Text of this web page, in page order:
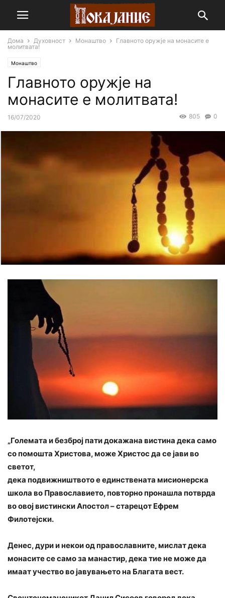
Дома Духовност Монаштво
Главното оружје на монасите е
молитвата!
Монаштво
Главното оружје на
монасите е молитвата!
16/07/2020 0
805
„Големата и безброј пати докажана вистина дека само
со помошта Христова, може Христос да се јави во
светот,
дека подвижништвото е единствената мисионерска
школа во Православието, повторно пронашла потврда
во овој вистински Апостол – старецот Ефрем
Филотејски.
Денес, дури и некои од православните, мислат дека
монасите се само за манастир, дека тие не може да
имаат учество во јавувањето на Благата вест.